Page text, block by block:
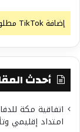
إضافة TikTok مطلوبة لتفعيل هذه المنطقة.
أحدث
اتفاقية مكة
امتداد إقليمي